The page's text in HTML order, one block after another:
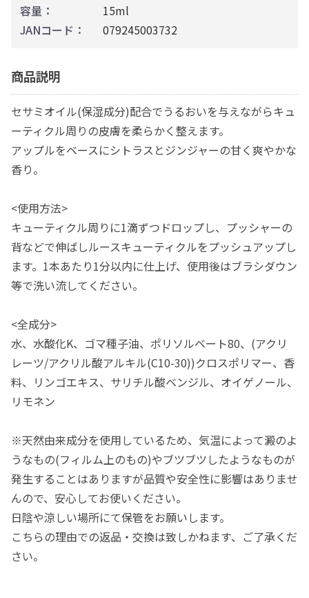
容量：
15ml
JANコード：
079245003732
商品説明
セサミオイル(保湿成分)配合でうるおいを与えながらキュ
ーティクル周りの皮膚を柔らかく整えます。
アップルをベースにシトラスとジンジャーの甘く爽やかな
香り。
<使用方法>
キューティクル周りに1滴ずつドロップし、プッシャーの
背などで伸ばしルースキューティクルをプッシュアップし
ます。1本あたり1分以内に仕上げ、使用後はブラシダウン
等で洗い流してください。
<全成分>
水、水酸化K、ゴマ種子油、ポリソルベート80、(アクリ
レーツ/アクリル酸アルキル(C10-30))クロスポリマー、香
料、リンゴエキス、サリチル酸ベンジル、オイゲノール、
リモネン
※天然由来成分を使用しているため、気温によって澱のよ
うなもの(フィルム上のもの)やブツブツしたようなものが
発生することはありますが品質や安全性に影響はありませ
んので、安心してお使いください。
日陰や涼しい場所にて保管をお願いします。
こちらの理由での返品・交換は致しかねます、ご了承くだ
さい。